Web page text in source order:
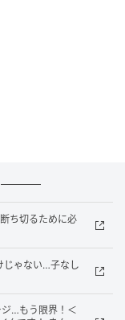
ち切るために必
じゃない…子なし
ジ…もう限界！＜